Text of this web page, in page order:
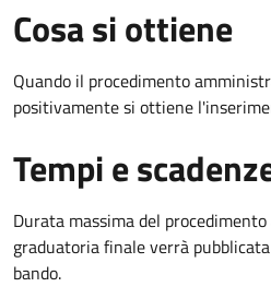
Cosa si ottiene
Quando il procedimento
positivamente si ottiene
Tempi e
Durata massima del
graduatoria finale verrà
bando.